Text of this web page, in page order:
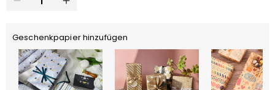
Geschenkpapier hinzufügen